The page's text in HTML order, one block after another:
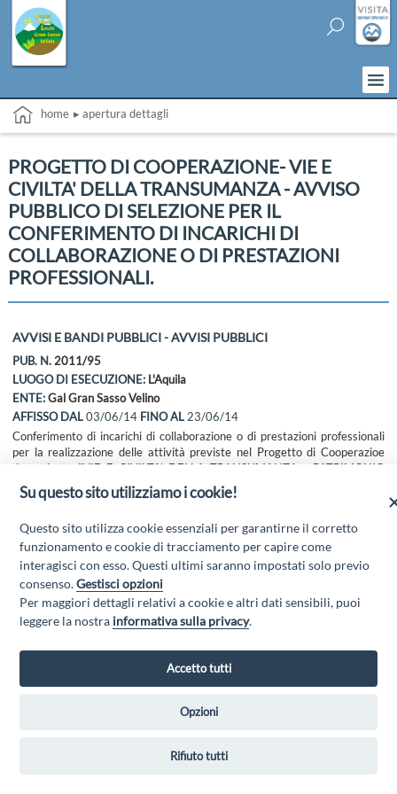
home ▸ apertura dettagli
PROGETTO DI COOPERAZIONE- VIE E
CIVILTA' DELLA TRANSUMANZA - AVVISO
PUBBLICO DI SELEZIONE PER IL
CONFERIMENTO DI INCARICHI DI
COLLABORAZIONE O DI PRESTAZIONI
PROFESSIONALI.
AVVISI E BANDI PUBBLICI - AVVISI PUBBLICI
PUB. N. 2011/95
LUOGO DI ESECUZIONE: L'Aquila
ENTE:Gal Gran Sasso Velino
AFFISSO DAL03/06/14 FINO AL 23/06/14
Conferimento di incarichi di collaborazione o di prestazioni professionali
per la realizzazione delle attività previste nel Progetto di Cooperazioe
denominato "VIE E CIVILTA' DELLA TRANSUMANZA - PATRIMONIO
DELL'UMANITA'" Misura 4.2.2.1
Scarica l'allegato
GAL GRAN SASSO VELINO - Via Mulino di Pile, 27, 67100 L'Aquila AQ
Privacy Policy
Su questo sito utilizziamo i cookie!
Questo sito utilizza cookie essenziali per garantirne il corretto
funzionamento e cookie di tracciamento per capire come
interagisci con esso. Questi ultimi saranno impostati solo previo
consenso.Gestisci opzioni
Per maggiori dettagli relativi a cookie e altri dati sensibili, puoi
leggere la nostra informativa sulla privacy.
Accetto tutti
Opzioni
Rifiuto tutti